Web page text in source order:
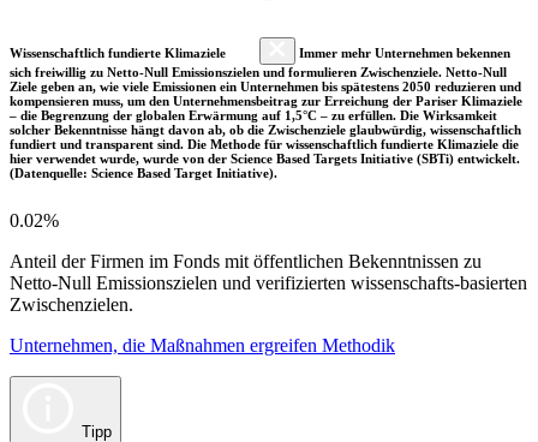
Wissenschaftlich fundierte Klimaziele
Immer mehr Unternehmen bekennen
sich freiwillig zu Netto-Null Emissionszielen und formulieren Zwischenziele. Netto-Null
Ziele geben an, wie viele Emissionen ein Unternehmen bis spätestens 2050 reduzieren und
kompensieren muss, um den Unternehmensbeitrag zur Erreichung der Pariser Klimaziele
– die Begrenzung der globalen Erwärmung auf 1,5°C – zu erfüllen. Die Wirksamkeit
solcher Bekenntnisse hängt davon ab, ob die Zwischenziele glaubwürdig, wissenschaftlich
fundiert und transparent sind. Die Methode für wissenschaftlich fundierte Klimaziele die
hier verwendet wurde, wurde von der Science Based Targets Initiative (SBTi) entwickelt.
(Datenquelle: Science Based Target Initiative).
0.02%
Anteil der Firmen im Fonds mit öffentlichen Bekenntnissen zu
Netto-Null Emissionszielen und verifizierten wissenschafts-basierten
Zwischenzielen.
Unternehmen, die Maßnahmen ergreifen Methodik
Tipp